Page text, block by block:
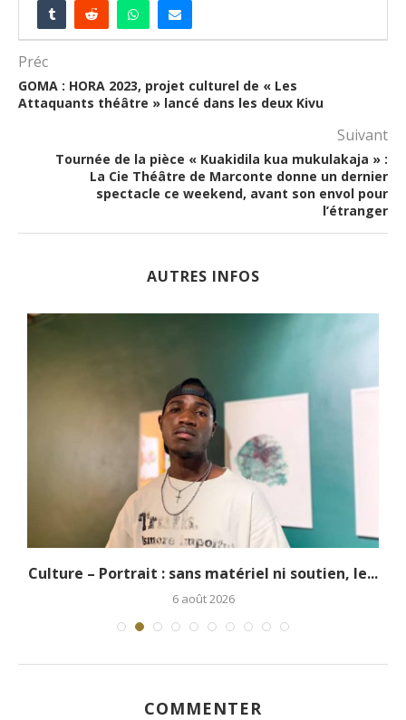
Préc
GOMA : HORA 2023, projet culturel de « Les
Attaquants théâtre » lancé dans les deux Kivu
Suivant
Tournée de la pièce « Kuakidila kua mukulakaja » :
La Cie Théâtre de Marconte donne un dernier
spectacle ce weekend, avant son envol pour
l’étranger
AUTRES INFOS
Culture – Portrait : sans matériel ni soutien, le...
6 août 2026
COMMENTER